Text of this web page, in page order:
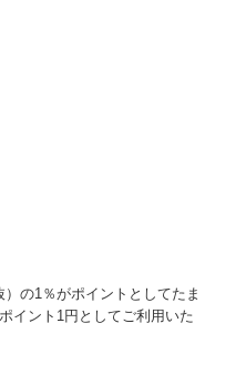
の1％がポイントとしてたま
イント1円としてご利用いた